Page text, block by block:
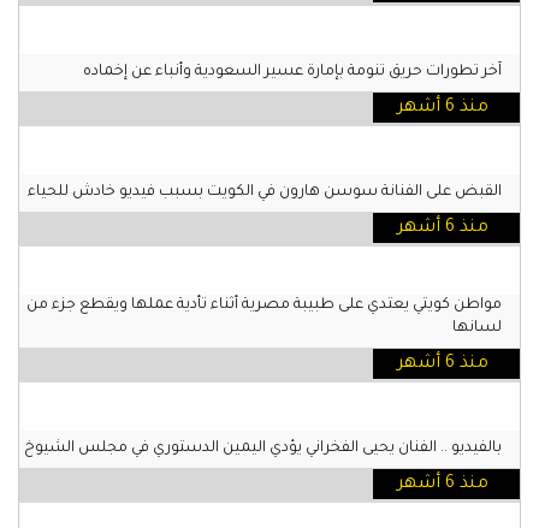
آخر تطورات حريق تنومة بإمارة عسير السعودية وأنباء عن إخماده
منذ 6 أشهر
القبض على الفنانة سوسن هارون في الكويت بسبب فيديو خادش للحياء
منذ 6 أشهر
مواطن كويتي يعتدي على طبيبة مصرية أثناء تأدية عملها ويقطع جزء من
لسانها
منذ 6 أشهر
بالفيديو .. الفنان يحيى الفخراني يؤدي اليمين الدستوري في مجلس الشيوخ
منذ 6 أشهر